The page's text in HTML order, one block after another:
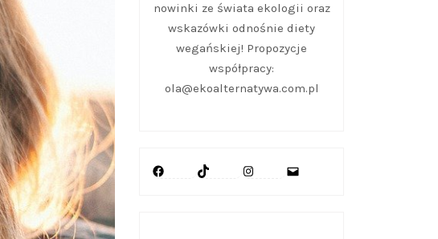
nowinki ze świata ekologii oraz
wskazówki odnośnie diety
wegańskiej! Propozycje
współpracy:
ola@ekoalternatywa.com.pl
Facebook
TikTok
Instagram
Mail